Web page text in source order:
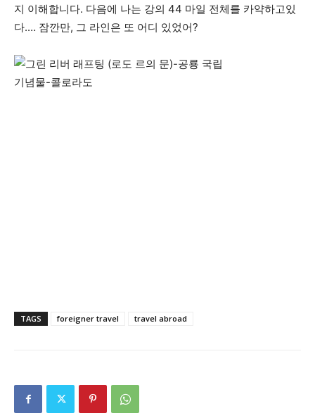
지 이해합니다. 다음에 나는 강의 44 마일 전체를 카약하고있
다.… 잠깐만, 그 라인은 또 어디 있었어?
TAGS foreigner travel travel abroad